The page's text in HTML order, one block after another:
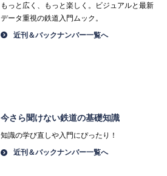
もっと広く、もっと楽しく。ビジュアルと最新
データ重視の鉄道入門ムック。
近刊＆バックナンバー一覧へ
今さら聞けない鉄道の基礎知識
知識の学び直しや入門にぴったり！
近刊＆バックナンバー一覧へ